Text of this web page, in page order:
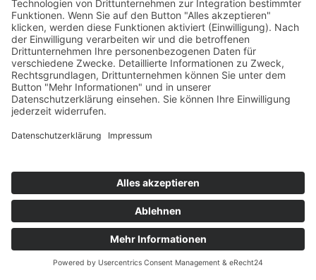
Dresden
4 Tage
Seite zurück 1 2 3 22 Nächste Seite
© 2026 by SVG Beratungs- und
Schulungsgesellschaft mbH
Kontakt Unser Impressum Datenschutz Teilnahmebedingungen
Vertrag widerrufen